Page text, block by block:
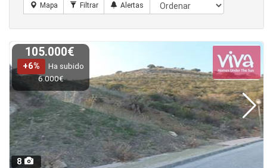
8
105.000€
+6%
Ha subido
6.000€